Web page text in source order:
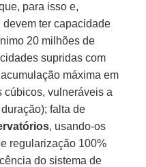
para isso e,
ter capacidade
20 milhões de
supridas com
máxima em
cúbicos, vulneráveis a
falta de
, usando-os
regularização 100%
do sistema de